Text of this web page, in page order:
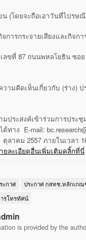
(โดยจะถือเอาวันที่ไปรษ
การกระจายเสียงและกิจก
ลขที่ 87 ถนนพหลโยธิน ซอ
วามคิดเห็นเกี่ยวกับ (ร่าง)
ประสงค์เข้าร่วมการประ
ทาง E-mail:
ลาคม 2557 ภายในเวลา
ยละเอียดอื่นเพิ่มเติมคลิ้กที่นี่
ะกาศ ประกาศ กสทช.หลักเก
รโทรทัศน์
is provided by the